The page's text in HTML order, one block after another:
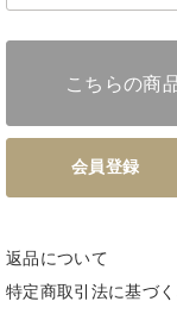
こちらの商
会員登録
返品について
特定商取引法に基づ